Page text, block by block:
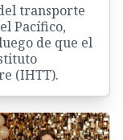
transporte
Pacífico,
de que el
(IHTT).